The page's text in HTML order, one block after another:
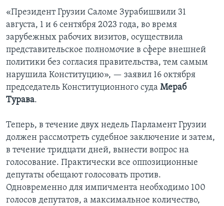
«Президент Грузии Саломе Зурабишвили 31
августа, 1 и 6 сентября 2023 года, во время
зарубежных рабочих визитов, осуществила
представительское полномочие в сфере внешней
политики без согласия правительства, тем самым
нарушила Конституцию», — заявил 16 октября
председатель Конституционного суда Мераб
Турава.
Теперь, в течение двух недель Парламент Грузии
должен рассмотреть судебное заключение и затем,
в течение тридцати дней, вынести вопрос на
голосование. Практически все оппозиционные
депутаты обещают голосовать против.
Одновременно для импичмента необходимо 100
голосов депутатов, а максимальное количество,